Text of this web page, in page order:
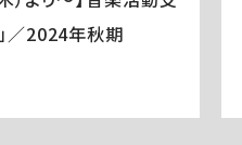
／2024年秋期